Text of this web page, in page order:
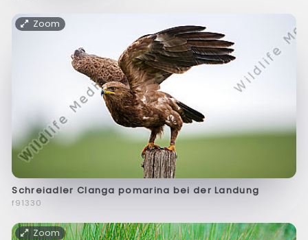
Zoom
Schreiadler Clanga pomarina bei der Landung
f91330
Zoom